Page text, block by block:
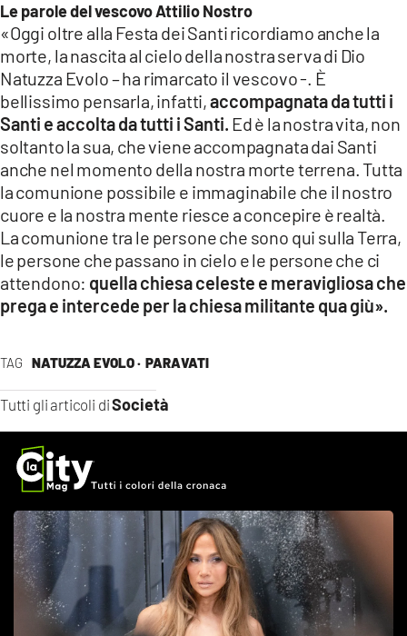
TAG NATUZZA EVOLO · PARAVATI
Tutti gli articoli diSocietà
Le parole del vescovo Attilio Nostro
«Oggi oltre alla Festa dei Santi ricordiamo anche la
morte, la nascita al cielo della nostra serva di Dio
Natuzza Evolo – ha rimarcato il vescovo -. È
bellissimo pensarla, infatti,accompagnata da tutti i
Santi e accolta da tutti i Santi. Ed è la nostra vita, non
soltanto la sua, che viene accompagnata dai Santi
anche nel momento della nostra morte terrena. Tutta
la comunione possibile e immaginabile che il nostro
cuore e la nostra mente riesce a concepire è realtà.
La comunione tra le persone che sono qui sulla Terra,
le persone che passano in cielo e le persone che ci
attendono: quella chiesa celeste e meravigliosa che
prega e intercede per la chiesa militante qua giù».